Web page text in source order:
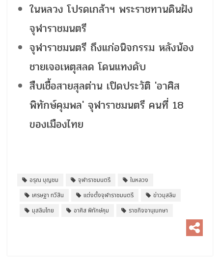
ในหลวง โปรดเกล้าฯ พระราชทานดินฝัง
จุฬาราชมนตรี
จุฬาราชมนตรี ถึงแก่อนิจกรรม หลังน้อง
ชายเจอเหตุสลด โดนแทงดับ
สืบเชื้อสายสุลต่าน เปิดประวัติ 'อาศิส
พิทักษ์คุมพล' จุฬาราชมนตรี คนที่ 18
ของเมืองไทย
อรุณ บุญชม จุฬาราชมนตรี
ในหลวง
เศรษฐา ทวีสิน
แต่งตั้งจุฬาราชมนตรี
ข่าวมุสลิม
มุสลิมไทย
อาศิส พิทักษ์คุม ราชกิจจานุเบกษา